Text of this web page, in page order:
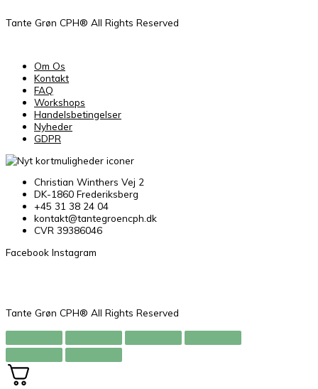
Tante Grøn CPH® All Rights Reserved
Om Os
Kontakt
FAQ
Workshops
Handelsbetingelser
Nyheder
GDPR
Christian Winthers Vej 2
DK-1860 Frederiksberg
+45 31 38 24 04
kontakt@tantegroencph.dk
CVR 39386046
Facebook Instagram
Tante Grøn CPH® All Rights Reserved